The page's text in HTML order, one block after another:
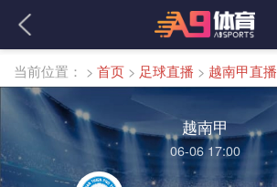
当前位置： > 首页 > 足球直播 > 越南甲直播
越南甲
06-06 17:00